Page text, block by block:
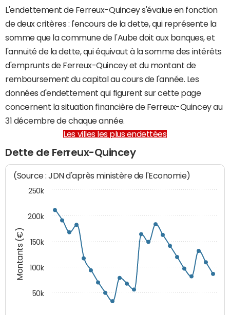
L'endettement de Ferreux-Quincey s'évalue en fonction
de deux critères : l'encours de la dette, qui représente la
somme que la commune de l'Aube doit aux banques, et
l'annuité de la dette, qui équivaut à la somme des intérêts
d'emprunts de Ferreux-Quincey et du montant de
remboursement du capital au cours de l'année. Les
données d'endettement qui figurent sur cette page
concernent la situation financière de Ferreux-Quincey au
31 décembre de chaque année.
Les villes les plus endettées
Dette de Ferreux-Quincey
Montants (€)
(Source : JDN d'après ministère de l'Economie)
50k
100k
150k
200k
250k